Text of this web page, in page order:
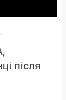
після